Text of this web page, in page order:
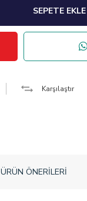
Karşılaştır
ÜRÜN ÖNERILERI